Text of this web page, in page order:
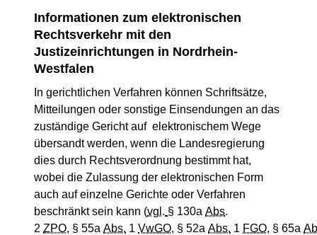
Informationen zum elektronischen
Rechtsverkehr mit den
Justizeinrichtungen in Nordrhein-
Westfalen
In gerichtlichen Verfahren können Schriftsätze,
Mitteilungen oder sonstige Einsendungen an das
zuständige Gericht auf elektronischem Wege
übersandt werden, wenn die Landesregierung
dies durch Rechtsverordnung bestimmt hat,
wobei die Zulassung der elektronischen Form
auch auf einzelne Gerichte oder Verfahren
beschränkt sein kann (vgl . § 130a Abs.
2 ZPO, § 55a Abs. 1 VwGO, § 52a Abs. 1 FGO, § 65a